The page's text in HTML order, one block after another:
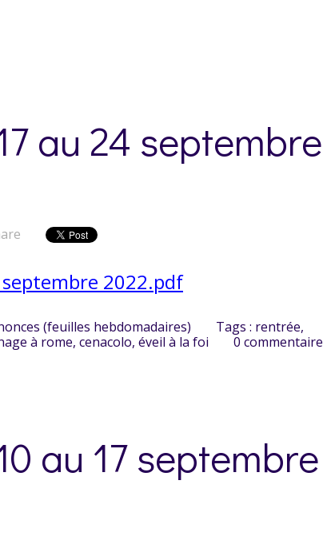
au 24 septembre
2022.pdf
(feuilles hebdomadaires) Tags : rentrée,
à rome, cenacolo, éveil à la foi 0 commentaire
au 17 septembre